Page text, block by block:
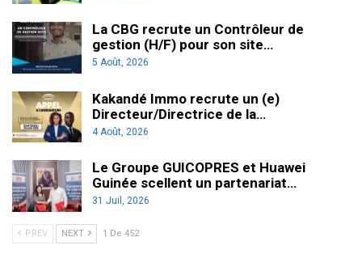
La CBG recrute un Contrôleur de
gestion (H/F) pour son site…
5 Août, 2026
Kakandé Immo recrute un (e)
Directeur/Directrice de la…
4 Août, 2026
Le Groupe GUICOPRES et Huawei
Guinée scellent un partenariat…
31 Juil, 2026
PREV NEXT 1 De 452